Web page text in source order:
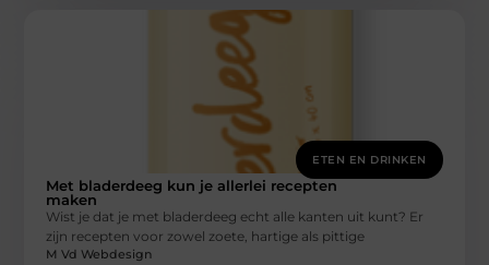
ETEN EN DRINKEN
Met bladerdeeg kun je allerlei recepten
maken
Wist je dat je met bladerdeeg echt alle kanten uit kunt? Er
zijn recepten voor zowel zoete, hartige als pittige
M Vd Webdesign